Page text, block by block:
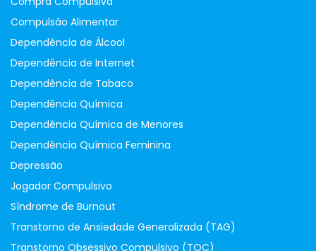
Compulsão Alimentar
Dependência de Álcool
Dependência de Internet
Dependência de Tabaco
Dependência Química
Dependência Química de Menores
Dependência Química Feminina
Depressão
Jogador Compulsivo
Síndrome de Burnout
Transtorno de Ansiedade Generalizada (TAG)
Transtorno Obsessivo Compulsivo (TOC)